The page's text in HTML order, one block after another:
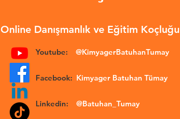
Online Danışmanlık ve Eğitim Koçluğu
Youtube: @KimyagerBatuhanTumay
Facebook: Kimyager Batuhan Tümay
Linkedin: @Batuhan_Tumay